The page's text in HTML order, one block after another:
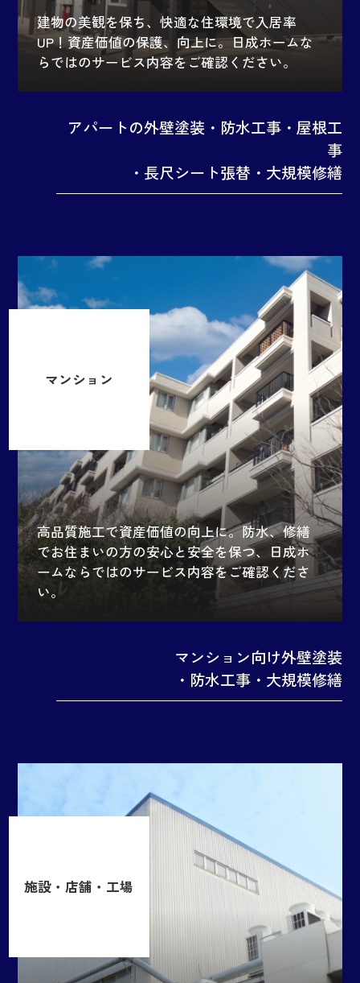
建物の美観を保ち、快適な住環境で入居率
UP！資産価値の保護、向上に。日成ホームな
らではのサービス内容をご確認ください。
アパートの外壁塗装・防水工事・屋根工
事
・長尺シート張替・大規模修繕
マンション
高品質施工で資産価値の向上に。防水、修繕
でお住まいの方の安心と安全を保つ、日成ホ
ームならではのサービス内容をご確認くださ
い。
マンション向け外壁塗装
・防水工事・大規模修繕
施設・店舗・工場